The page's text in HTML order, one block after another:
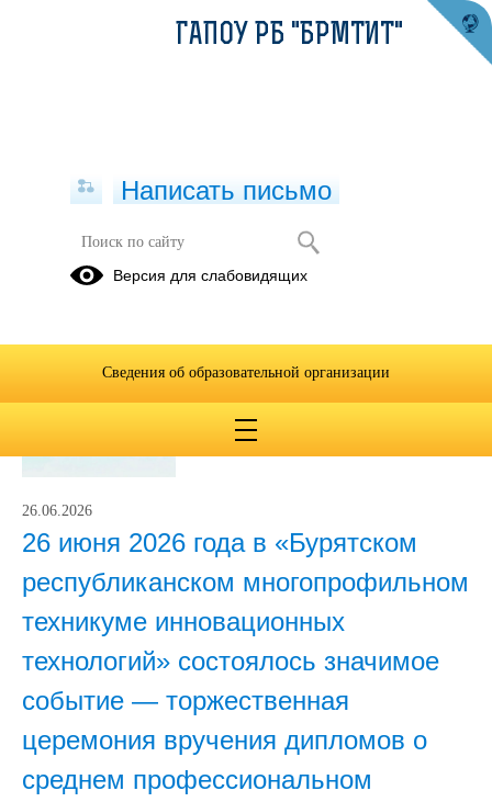
Публикации за Июнь 2026
ВРЕМЯ
НЕЗАВИСИМЫХ
Просмотров всего:
26.06.2026
26 июня 2026 года в «Бурятском
республиканском многопрофильном
техникуме инновационных
технологий» состоялось значимое
событие — торжественная
церемония вручения дипломов о
среднем профессиональном
ГАПОУ РБ "БРМТИТ"
Написать письмо
Версия для слабовидящих
Сведения об образовательной организации